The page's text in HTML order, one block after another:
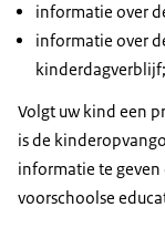
informatie over
informatie over
kinderdagverblijf;
Volgt uw kind een
is de
informatie te geven
voorschoolse